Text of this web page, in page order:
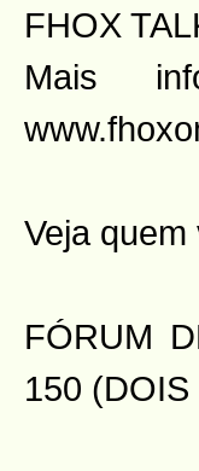
FHOX
Mais
Veja
FÓRUM
150